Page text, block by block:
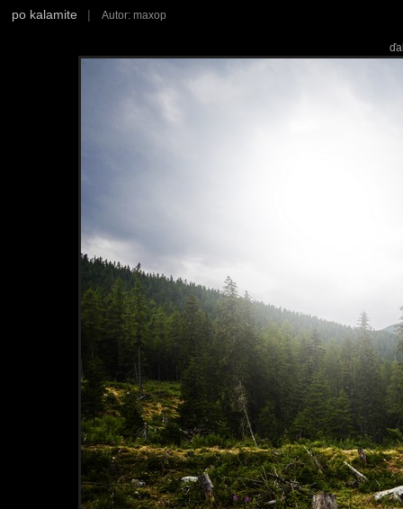
po kalamite | Autor: maxop